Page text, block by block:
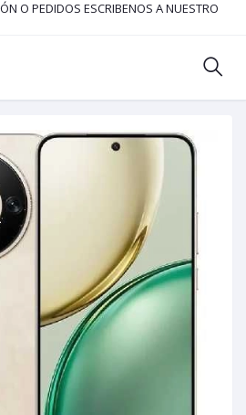
O PEDIDOS ESCRIBENOS A NUESTRO